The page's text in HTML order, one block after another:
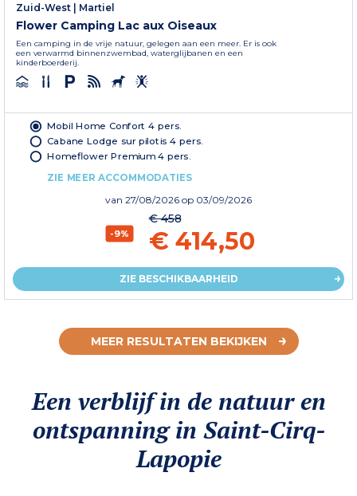
Zuid-West | Martiel
Flower Camping Lac aux Oiseaux
Een camping in de vrije natuur, gelegen aan een meer. Er is ook
een verwarmd binnenzwembad, waterglijbanen en een
kinderboerderij.
Mobil Home Confort 4 pers.
Cabane Lodge sur pilotis 4 pers.
Homeflower Premium 4 pers.
ZIE MEER ACCOMMODATIES
van 27/08/2026 op 03/09/2026
-9%
€ 458
€ 414,50
ZIE BESCHIKBAARHEID
MEER RESULTATEN BEKIJKEN
Een verblijf in de natuur en
ontspanning in Saint-Cirq-
Lapopie